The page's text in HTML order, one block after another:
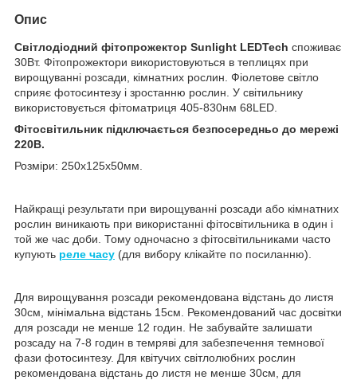
Опис
Світлодіодний фітопрожектор Sunlight LEDTech споживає
30Вт. Фітопрожектори використовуються в теплицях при
вирощуванні розсади, кімнатних рослин. Фіолетове світло
сприяє фотосинтезу і зростанню рослин. У світильнику
використовується фітоматриця 405-830нм 68LED.
Фітосвітильник підключається безпосередньо до мережі
220В.
Розміри: 250x125x50мм.
Найкращі результати при вирощуванні розсади або кімнатних
рослин виникають при використанні фітосвітильника в один і
той же час доби. Тому одночасно з фітосвітильниками часто
купують реле часу (для вибору клікайте по посиланню).
Для вирощування розсади рекомендована відстань до листя
30см, мінімальна відстань 15см. Рекомендований час досвітки
для розсади не менше 12 годин. Не забувайте залишати
розсаду на 7-8 годин в темряві для забезпечення темнової
фази фотосинтезу. Для квітучих світлолюбних рослин
рекомендована відстань до листя не менше 30см, для